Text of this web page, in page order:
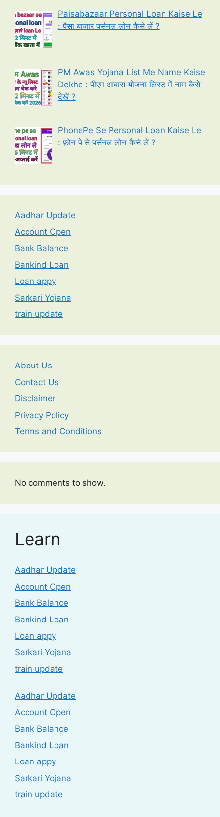
Paisabazaar Personal Loan Kaise Le
: पैसा बाजार पर्सनल लोन कैसे लें ?
PM Awas Yojana List Me Name Kaise
Dekhe : पीएम आवास योजना लिस्ट में नाम कैसे
देखें ?
PhonePe Se Personal Loan Kaise Le
: फ़ोन पे से पर्सनल लोन कैसे लें ?
Aadhar Update
Account Open
Bank Balance
Bankind Loan
Loan appy
Sarkari Yojana
train update
About Us
Contact Us
Disclaimer
Privacy Policy
Terms and Conditions
No comments to show.
Learn
Aadhar Update
Account Open
Bank Balance
Bankind Loan
Loan appy
Sarkari Yojana
train update
Aadhar Update
Account Open
Bank Balance
Bankind Loan
Loan appy
Sarkari Yojana
train update